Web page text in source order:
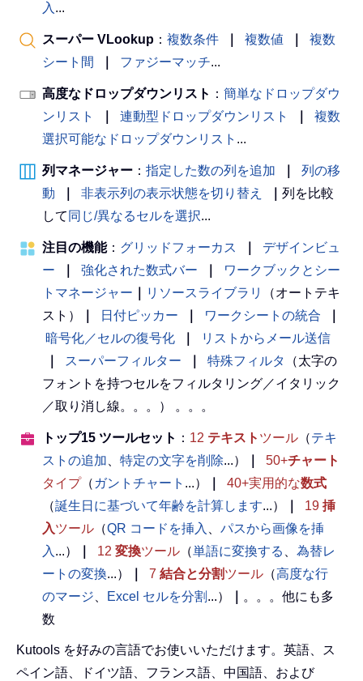
入 ...
スーパー VLookup ： 複数条件 複数値
複数
シート間
ファジーマッチ...
高度なドロップダウンリスト ： 簡単なドロップダウ
ンリスト
連動型ドロップダウンリスト
複数
選択可能なドロップダウンリスト ...
列マネージャー ： 指定した数の列を追加
列の移
動
非表示列の表示状態を切り替え
列を比較
して 同じ/異なるセルを選択...
注目の機能： グリッドフォーカス
デザインビュ
ー
強化された数式バー
ワークブックとシー
トマネージャー
リソースライブラリ
（オートテキ
スト）
日付ピッカー ワークシートの統合
暗号化／セルの復号化
リストからメール送信
スーパーフィルター 特殊フィルタ
（太字の
フォントを持つセルをフィルタリング／イタリック
／取り消し線。。。） 。。。
トップ15 ツールセット ： 12 テキスト ツール （テキ
ストの追加
特定の文字を削除...） 50+チャート
タイプ（ ガントチャート ...） 40+実用的な数式
（誕生日に基づいて年齢を計算します...） 19 挿
入ツール （QR コードを挿入
パスから画像を挿
入 ...） 12 変換ツール （単語に変換する
為替レ
ートの変換...） 7 結合と分割ツール （高度な行
のマージ
Excel セルを分割 ...）
。。。他にも多
数
Kutools を好みの言語でお使いいただけます。英語、ス
ペイン語、ドイツ語、フランス語、中国語、および